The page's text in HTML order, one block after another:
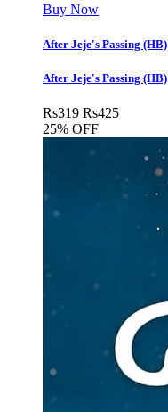
Buy Now
After Jeje's Passing (HB)
After Jeje's Passing (HB)
Rs319 Rs425
25% OFF